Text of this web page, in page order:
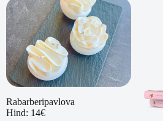
Rabarberipavlova
Hind: 14€